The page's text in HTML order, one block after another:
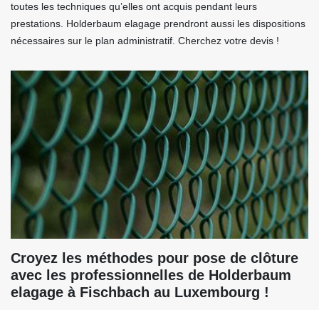
toutes les techniques qu’elles ont acquis pendant leurs
prestations. Holderbaum elagage prendront aussi les dispositions
nécessaires sur le plan administratif. Cherchez votre devis !
Croyez les méthodes pour pose de clôture
avec les professionnelles de Holderbaum
elagage à Fischbach au Luxembourg !